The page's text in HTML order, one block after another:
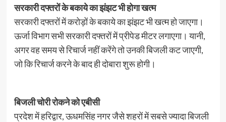
सरकारी दफ्तरों के बकाये का झंझट भी होगा खत्म
सरकारी दफ्तरों में करोड़ों के बकाये का झंझट भी खत्म हो जाएगा।
ऊर्जा विभाग सभी सरकारी दफ्तरों में प्रीपेड मीटर लगाएगा। यानी,
अगर वह समय से रिचार्ज नहीं करेंगे तो उनकी बिजली कट जाएगी,
जो कि रिचार्ज करने के बाद ही दोबारा शुरू होगी।
बिजली चोरी रोकने को एबीसी
प्रदेश में हरिद्वार, ऊधमसिंह नगर जैसे शहरों में सबसे ज्यादा बिजली